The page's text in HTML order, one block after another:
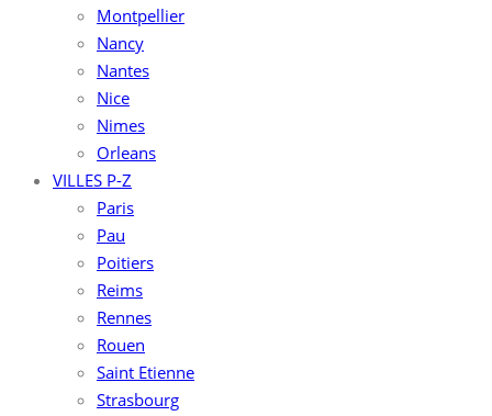
Montpellier
Nancy
Nantes
Nice
Nimes
Orleans
VILLES P-Z
Paris
Pau
Poitiers
Reims
Rennes
Rouen
Saint Etienne
Strasbourg